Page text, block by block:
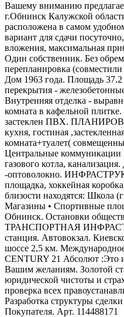
Вашему вниманию
г.Обнинск Калужской
расположена в самом
вариант для сдачи
вложения, максимальная
Один собственник. Без
перепланировка
Дом 1963 года. Площадь
перекрытия -
Внутренняя отделка -
комната в кафельной
застеклен ПВХ.
кухня, гостиная
комната+туалет(
Центральные коммуникации :
газового котла,
-оптоволокно.
площадка, хоккейная
близости находятся: Школа
Магазины • Спортивные
Обнинск. Остановки
ТРАНСПОРТНАЯ
станция. Автовокзал.
шоссе 2,5 км.
CENTURY 21 Абсолют :Это
Вашим желаниям. Золотой
юридической чистоты и
проверка всех
Разработка структуры
Покупателя . Арт. 114488171